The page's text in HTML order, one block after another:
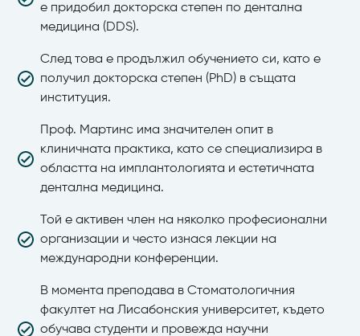
е придобил докторска степен по дентална
медицина (DDS).
След това е продължил обучението си, като е
получил докторска степен (PhD) в същата
институция.​
Проф. Мартинс има значителен опит в
клиничната практика, като се специализира в
областта на имплантологията и естетичната
дентална медицина.
Той е активен член на няколко професионални
организации и често изнася лекции на
международни конференции.
В момента преподава в Стоматологичния
факултет на Лисабонския университет, където
обучава студенти и провежда научни